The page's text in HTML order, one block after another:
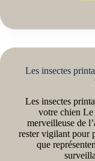
Les insectes
Les insectes
votre chien Le
merveilleuse de
rester vigilant pour
que